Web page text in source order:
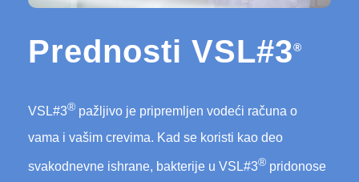
Prednosti VSL#3®
VSL#3® pažljivo je pripremljen vodeći računa o
vama i vašim crevima. Kad se koristi kao deo
svakodnevne ishrane, bakterije u VSL#3® pridonose